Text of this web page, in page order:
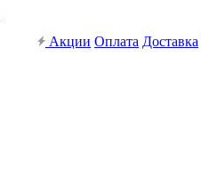
Акции Оплата Доставка